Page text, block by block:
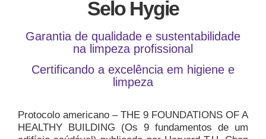
Selo Hygie
Garantia de qualidade e sustentabilidade
na limpeza profissional
Certificando a excelência em higiene e
limpeza
Protocolo americano – THE 9 FOUNDATIONS OF A
HEALTHY BUILDING (Os 9 fundamentos de um